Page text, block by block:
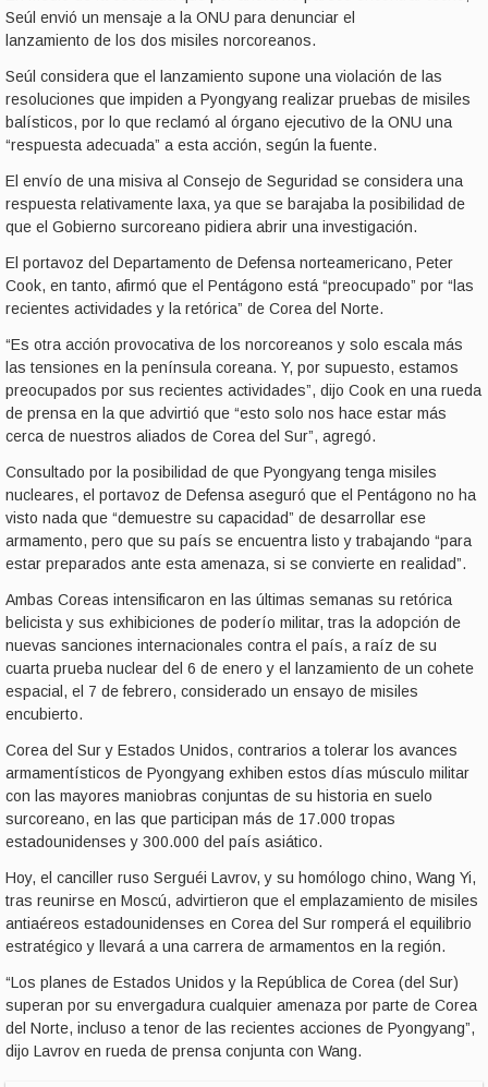
Seúl envió un mensaje a la ONU para denunciar el
lanzamiento de los dos misiles norcoreanos.
Seúl considera que el lanzamiento supone una violación de las
resoluciones que impiden a Pyongyang realizar pruebas de misiles
balísticos, por lo que reclamó al órgano ejecutivo de la ONU una
“respuesta adecuada” a esta acción, según la fuente.
El envío de una misiva al Consejo de Seguridad se considera una
respuesta relativamente laxa, ya que se barajaba la posibilidad de
que el Gobierno surcoreano pidiera abrir una investigación.
El portavoz del Departamento de Defensa norteamericano, Peter
Cook, en tanto, afirmó que el Pentágono está “preocupado” por “las
recientes actividades y la retórica” de Corea del Norte.
“Es otra acción provocativa de los norcoreanos y solo escala más
las tensiones en la península coreana. Y, por supuesto, estamos
preocupados por sus recientes actividades”, dijo Cook en una rueda
de prensa en la que advirtió que “esto solo nos hace estar más
cerca de nuestros aliados de Corea del Sur”, agregó.
Consultado por la posibilidad de que Pyongyang tenga misiles
nucleares, el portavoz de Defensa aseguró que el Pentágono no ha
visto nada que “demuestre su capacidad” de desarrollar ese
armamento, pero que su país se encuentra listo y trabajando “para
estar preparados ante esta amenaza, si se convierte en realidad”.
Ambas Coreas intensificaron en las últimas semanas su retórica
belicista y sus exhibiciones de poderío militar, tras la adopción de
nuevas sanciones internacionales contra el país, a raíz de su
cuarta prueba nuclear del 6 de enero y el lanzamiento de un cohete
espacial, el 7 de febrero, considerado un ensayo de misiles
encubierto.
Corea del Sur y Estados Unidos, contrarios a tolerar los avances
armamentísticos de Pyongyang exhiben estos días músculo militar
con las mayores maniobras conjuntas de su historia en suelo
surcoreano, en las que participan más de 17.000 tropas
estadounidenses y 300.000 del país asiático.
Hoy, el canciller ruso Serguéi Lavrov, y su homólogo chino, Wang Yi,
tras reunirse en Moscú, advirtieron que el emplazamiento de misiles
antiaéreos estadounidenses en Corea del Sur romperá el equilibrio
estratégico y llevará a una carrera de armamentos en la región.
“Los planes de Estados Unidos y la República de Corea (del Sur)
superan por su envergadura cualquier amenaza por parte de Corea
del Norte, incluso a tenor de las recientes acciones de Pyongyang”,
dijo Lavrov en rueda de prensa conjunta con Wang.